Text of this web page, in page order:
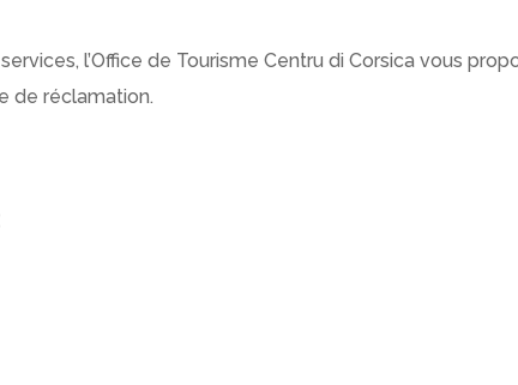
l’Office de Tourisme Centru di Corsica vous
de réclamation.